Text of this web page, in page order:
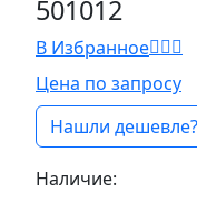
501012
В Избранное
Цена по запросу
Нашли
Наличие: